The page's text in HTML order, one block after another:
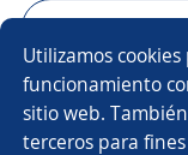
Utilizamos
funcionamiento
sitio web.
terceros para